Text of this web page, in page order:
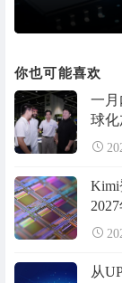
你也可能喜欢
一
球化
Kimi
从